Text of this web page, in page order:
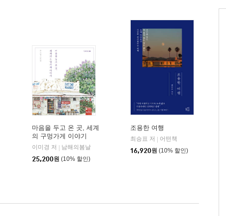
| 창비교육
마음을 두고 온 곳, 세계
의 구멍가게 이야기
이미경 저
남해의봄날
25,200원 (10% 할인)
조용한 여행
최승표 저
어떤책
16,920원 (10% 할인)